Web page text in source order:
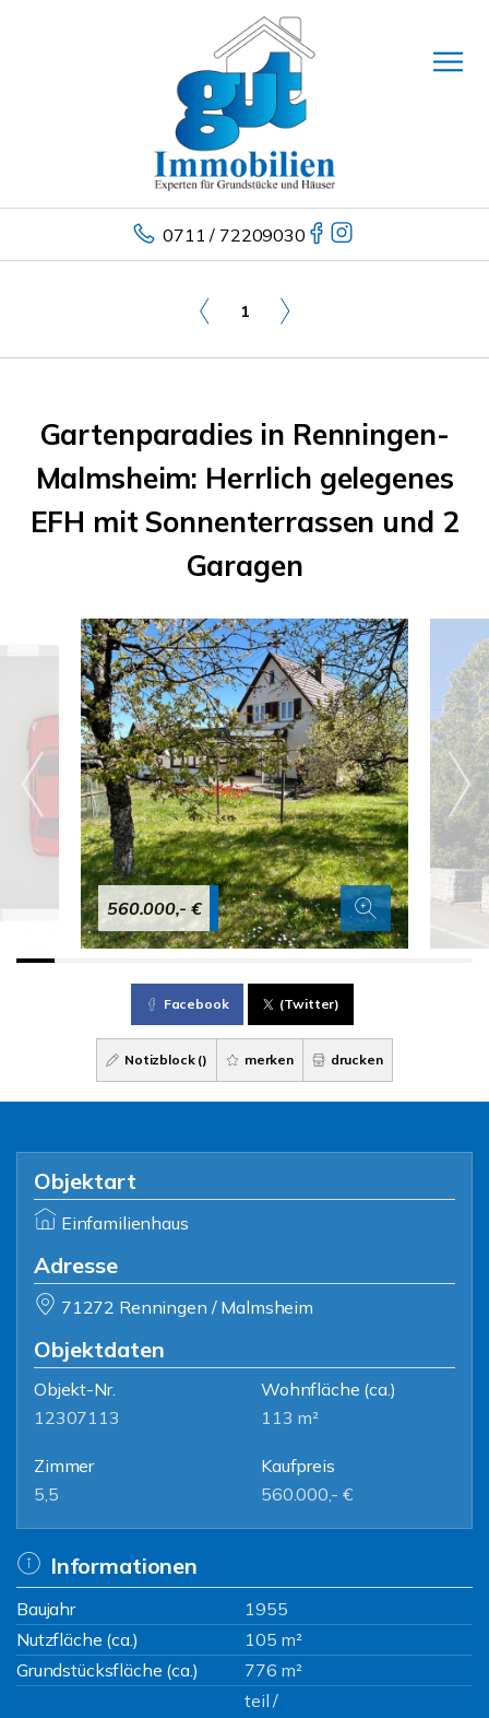
0711 / 72209030
1
Gartenparadies in Renningen-
Malmsheim: Herrlich gelegenes
EFH mit Sonnenterrassen und 2
Garagen
560.000,- €
Facebook (Twitter)
Notizblock () merken drucken
Objektart
Einfamilienhaus
Adresse
71272 Renningen / Malmsheim
Objektdaten
Objekt-Nr.
12307113
Wohnfläche (ca.)
113 m²
Zimmer
5,5
Kaufpreis
560.000,- €
Informationen
Baujahr
1955
Nutzfläche (ca.)
105 m²
Grundstücksfläche (ca.)
776 m²
teil /